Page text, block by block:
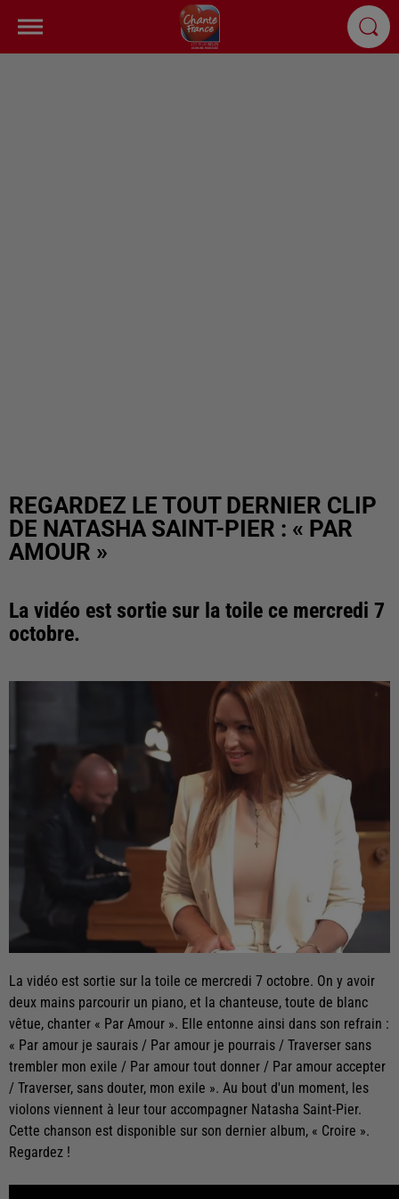
REGARDEZ LE TOUT DERNIER CLIP
DE NATASHA SAINT-PIER : « PAR
AMOUR »
La vidéo est sortie sur la toile ce mercredi 7
octobre.
La vidéo est sortie sur la toile ce mercredi 7 octobre. On y avoir
deux mains parcourir un piano, et la chanteuse, toute de blanc
vêtue, chanter « Par Amour ». Elle entonne ainsi dans son refrain :
« Par amour je saurais / Par amour je pourrais / Traverser sans
trembler mon exile / Par amour tout donner / Par amour accepter
/ Traverser, sans douter, mon exile ». Au bout d'un moment, les
violons viennent à leur tour accompagner Natasha Saint-Pier.
Cette chanson est disponible sur son dernier album, « Croire ».
Regardez !